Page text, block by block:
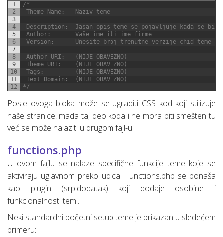
1
2
3
4
5
6
7
8
9
10
11
12
/*
Theme Name:   Naziv teme
Description:  Jasan opis teme se pojavljuje kada se bira
Author:       Vaše ime ili ime firme
Version:      Unesite broj trenutne verzije chid teme
Author URI:   (NIJE OBAVEZNO)
Theme URI:    (NIJE OBAVEZNO)
Tags:         (NIJE OBAVEZNO)
Text Domain:  (NIJE OBAVEZNO)
*/
Posle ovoga bloka može se ugraditi CSS kod koji stilizuje
naše stranice, mada taj deo koda i ne mora biti smešten tu
već se može nalaziti u drugom fajl-u.
functions.php
U ovom fajlu se nalaze specifične funkcije teme koje se
aktiviraju uglavnom preko udica. Functions.php se ponaša
kao plugin (srp.dodatak) koji dodaje osobine i
funkcionalnosti temi.
Neki standardni početni setup teme je prikazan u sledećem
primeru: